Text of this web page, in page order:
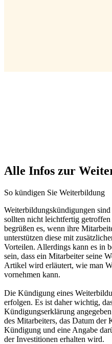
Alle Infos zur
So kündigen Sie Weiterbildung
Weiterbildungskündigungen
sollten nicht leichtfertig
begrüßen es, wenn ihre
unterstützen diese mit
Vorteilen. Allerdings kann es in
sein, dass ein Mitarbeiter seine
Artikel wird erläutert, wie man
vornehmen kann.
Die Kündigung eines
erfolgen. Es ist daher wichtig,
Kündigungserklärung
des Mitarbeiters, das Datum
Kündigung und eine Angabe
der Investitionen erhalten wird.